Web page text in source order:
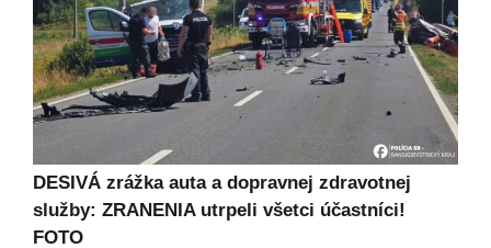
DESIVÁ zrážka auta a dopravnej zdravotnej
služby: ZRANENIA utrpeli všetci účastníci!
FOTO